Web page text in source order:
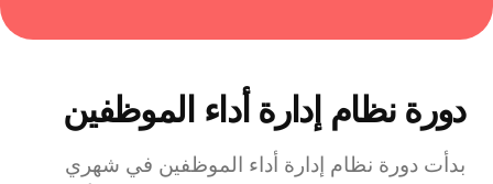
دورة نظام إدارة أداء الموظفين
بدأت دورة نظام إدارة أداء الموظفين في شهري